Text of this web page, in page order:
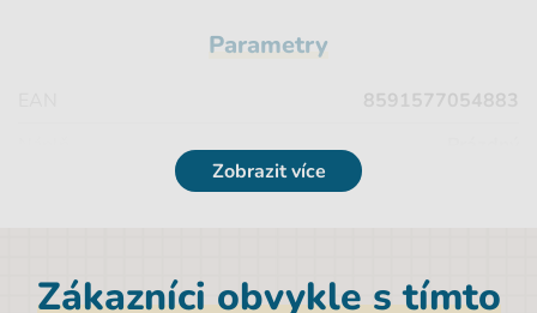
Parametry
8591577054883
Hmotnost netto [kg]
Značka
Zobrazit více
Zákazníci obvykle s tímto